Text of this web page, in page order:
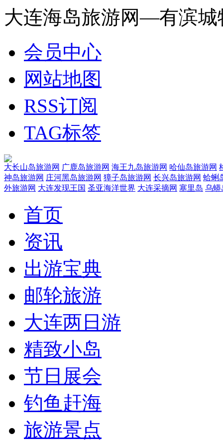
大连海岛旅游网—有滨城
会员中心
网站地图
RSS订阅
TAG标签
大长山岛旅游网 广鹿岛旅游网 海王九岛旅游网 哈仙岛旅游网
神岛旅游网 庄河黑岛旅游网 獐子岛旅游网 长兴岛旅游网 蛤蜊
外旅游网 大连发现王国 圣亚海洋世界 大连采摘网 塞里岛 乌蟒
首页
资讯
出游宝典
邮轮旅游
大连两日游
精致小岛
节日展会
钓鱼赶海
旅游景点